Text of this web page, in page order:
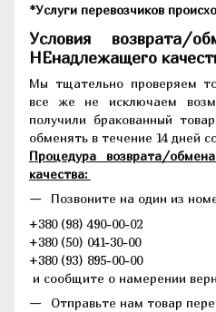
*Услуги перевозчиков
Условия возврата/
НЕнадлежащего
Мы тщательно проверяем
все же не исключаем
получили бракованный
обменять в течение 14 дней
Процедура возврата/
качества:
Позвоните на один из
+380 (98) 490-00-02
+380 (50) 041-30-00
+380 (93) 895-00-00
и сообщите о намерении
Отправьте нам товар